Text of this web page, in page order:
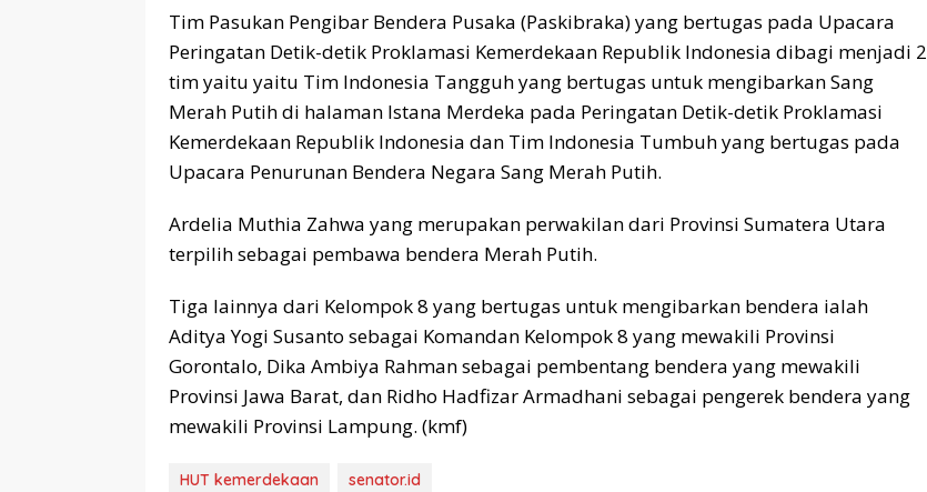
Tim Pasukan Pengibar Bendera Pusaka (Paskibraka) yang bertugas pada Upacara
Peringatan Detik-detik Proklamasi Kemerdekaan Republik Indonesia dibagi menjadi 2
tim yaitu yaitu Tim Indonesia Tangguh yang bertugas untuk mengibarkan Sang
Merah Putih di halaman Istana Merdeka pada Peringatan Detik-detik Proklamasi
Kemerdekaan Republik Indonesia dan Tim Indonesia Tumbuh yang bertugas pada
Upacara Penurunan Bendera Negara Sang Merah Putih.
Ardelia Muthia Zahwa yang merupakan perwakilan dari Provinsi Sumatera Utara
terpilih sebagai pembawa bendera Merah Putih.
Tiga lainnya dari Kelompok 8 yang bertugas untuk mengibarkan bendera ialah
Aditya Yogi Susanto sebagai Komandan Kelompok 8 yang mewakili Provinsi
Gorontalo, Dika Ambiya Rahman sebagai pembentang bendera yang mewakili
Provinsi Jawa Barat, dan Ridho Hadfizar Armadhani sebagai pengerek bendera yang
mewakili Provinsi Lampung. (kmf)
HUT kemerdekaan senator.id